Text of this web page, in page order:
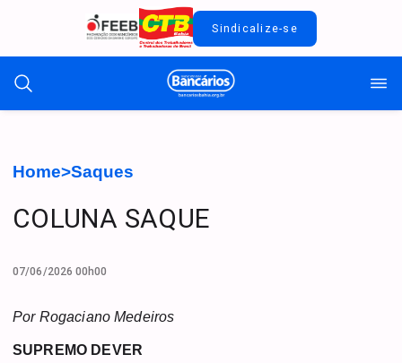
Sindicalize-se
Home>Saques
COLUNA SAQUE
07/06/2026 00h00
Por Rogaciano Medeiros
SUPREMO DEVER